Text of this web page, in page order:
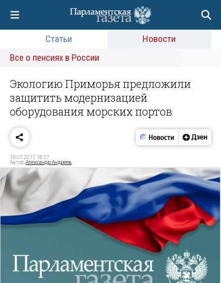
Статьи
Новости
Все о пенсиях в России
Экологию Приморья предложили
защитить модернизацией
оборудования морских портов
19.07.2017 18:27
Автор:Александр Андреев